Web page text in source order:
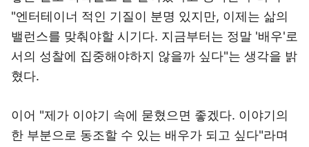
"엔터테이너 적인 기질이 분명 있지만, 이제는 삶의
밸런스를 맞춰야할 시기다. 지금부터는 정말 '배우'로
서의 성찰에 집중해야하지 않을까 싶다"는 생각을 밝
혔다.
이어 "제가 이야기 속에 묻혔으면 좋겠다. 이야기의
한 부분으로 동조할 수 있는 배우가 되고 싶다"라며